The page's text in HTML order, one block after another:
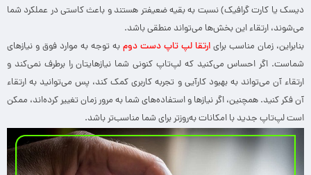
دیسک یا کارت گرافیک) نسبت به بقیه ضعیفتر هستند و باعث کاستی در عملکرد شما
می‌شوند، ارتقاء این بخش‌ها می‌تواند منطقی باشد.
بنابراین، زمان مناسب برای ارتقا لپ تاپ دست دوم به توجه به موارد فوق و نیازهای
شماست. اگر احساس می‌کنید که لپ‌تاپ کنونی شما نیازهایتان را برطرف نمی‌کند و
ارتقاء آن می‌تواند به بهبود کارآیی و تجربه کاربری کمک کند، پس می‌توانید به ارتقاء
آن فکر کنید. همچنین، اگر نیازها و استفاده‌های شما به مرور زمان تغییر کرده‌اند، ممکن
است لپ‌تاپ جدید با امکانات به‌روزتر برای شما مناسب‌تر باشد.